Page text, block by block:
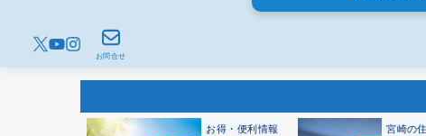
お問合せ
宮崎の住まいとくらし